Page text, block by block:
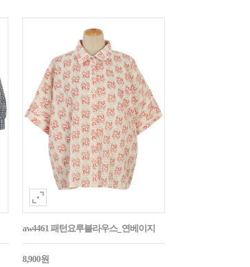
aw4461 패턴요루블라우스_연베이지
8,900원